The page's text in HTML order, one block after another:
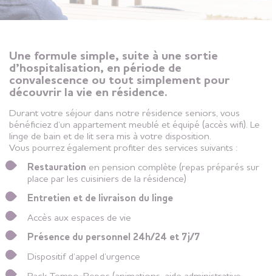
Une formule simple, suite à une sortie
d’hospitalisation, en période de
convalescence ou tout simplement pour
découvrir la vie en résidence.
Durant votre séjour dans notre résidence seniors, vous
bénéficiez d’un appartement meublé et équipé (accès wifi). Le
linge de bain et de lit sera mis à votre disposition.
Vous pourrez également profiter des services suivants :
Restauration en pension complète (repas préparés sur
place par les cuisiniers de la résidence)
Entretien et de livraison du linge
Accès aux espaces de vie
Présence du personnel 24h/24 et 7j/7
Dispositif d’appel d’urgence